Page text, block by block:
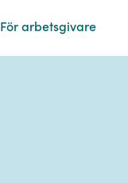
Förarbetsgivare